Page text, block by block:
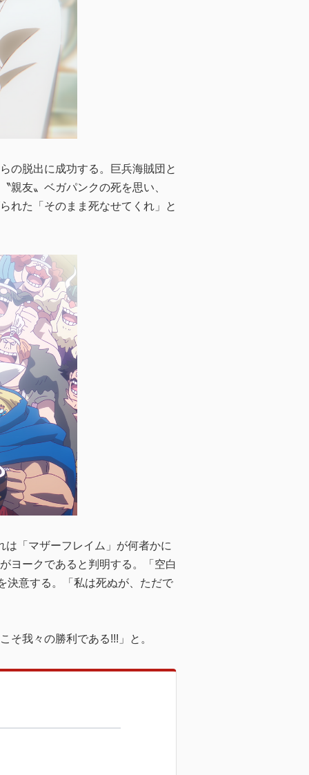
の脱出に成功する。巨兵海賊団と
親友〟ベガパンクの死を思い、
れた「そのまま死なせてくれ」と
「マザーフレイム」が何者かに
ヨークであると判明する。「空白
決意する。「私は死ぬが、ただで
そ我々の勝利である!!!」と。